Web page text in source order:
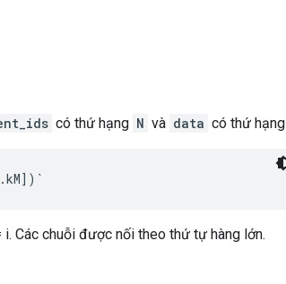
có thứ hạng N và data có thứ hạng
Các chuỗi được nối theo thứ tự hàng lớn.